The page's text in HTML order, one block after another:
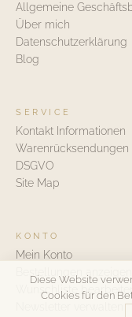
Allgemeine
Über mich
Datenschutzerklärung
Blog
SERVICE
Kontakt Informationen
Warenrücksendungen
DSGVO
Site Map
KONTO
Mein Konto
Wunschliste bearbeiten
Diese Website
Cookies für den